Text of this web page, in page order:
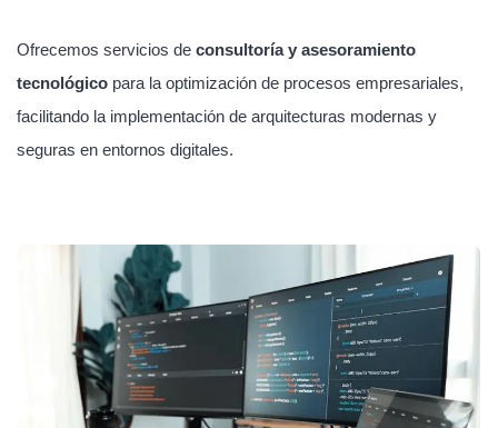
Ofrecemos servicios de consultoría y asesoramiento
tecnológico para la optimización de procesos empresariales,
facilitando la implementación de arquitecturas modernas y
seguras en entornos digitales.